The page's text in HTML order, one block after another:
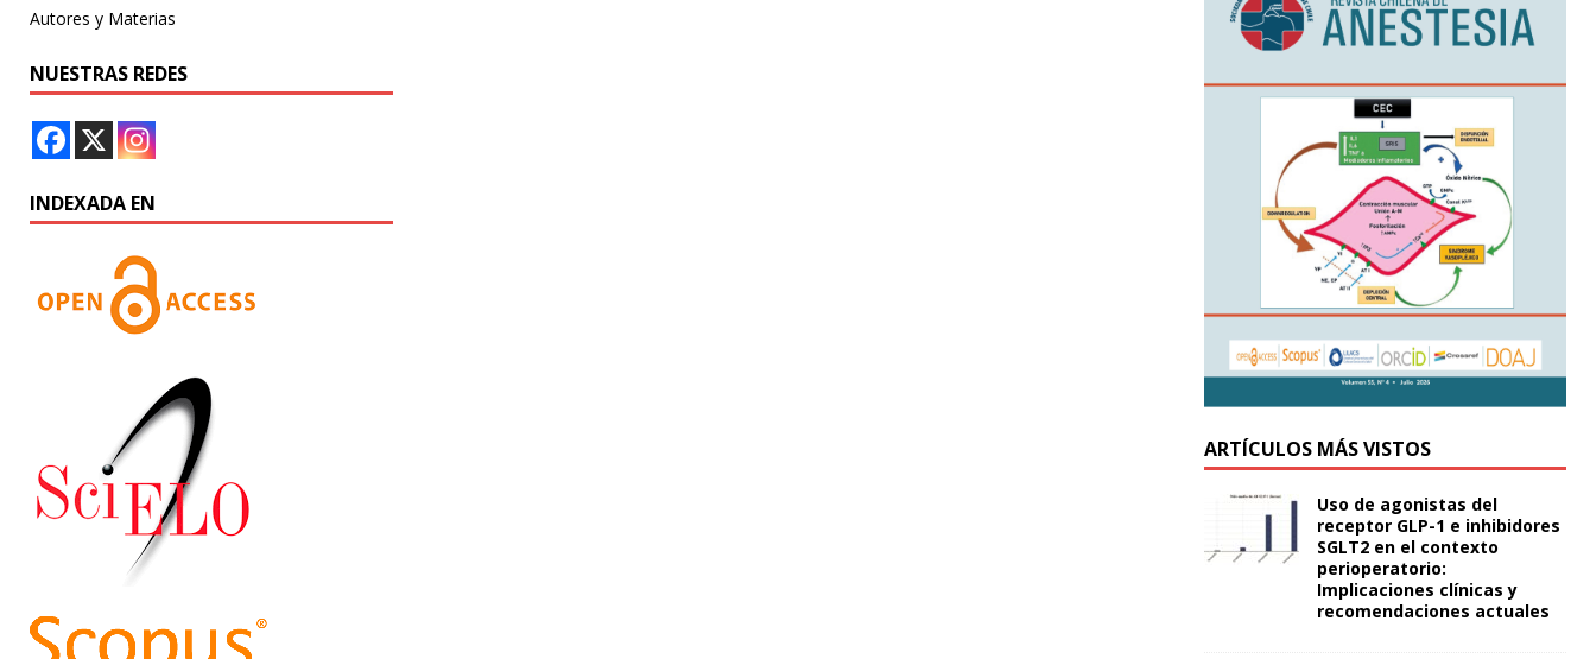
Autores y Materias
NUESTRAS REDES
INDEXADA EN
ARTÍCULOS MÁS VISTOS
Uso de agonistas del
receptor GLP-1 e inhibidores
SGLT2 en el contexto
perioperatorio:
Implicaciones clínicas y
recomendaciones actuales